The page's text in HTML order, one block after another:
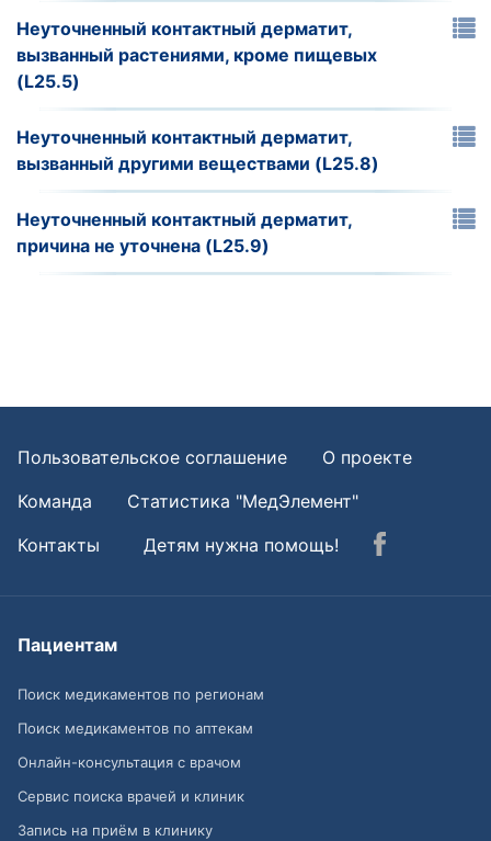
Неуточненный контактный дерматит,
вызванный растениями, кроме пищевых
(L25.5)
Неуточненный контактный дерматит,
вызванный другими веществами (L25.8)
Неуточненный контактный дерматит,
причина не уточнена (L25.9)
Пользовательское соглашение
О проекте
Команда
Статистика "МедЭлемент"
Контакты
Детям нужна помощь!
Пациентам
Поиск медикаментов по регионам
Поиск медикаментов по аптекам
Онлайн-консультация с врачом
Сервис поиска врачей и клиник
Запись на приём в клинику